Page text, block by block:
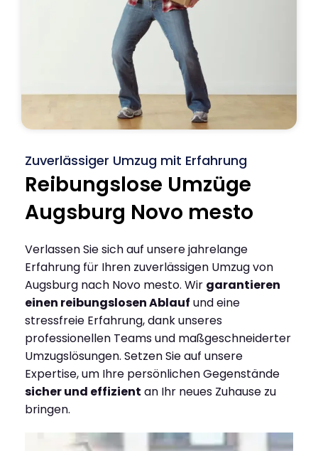
Zuverlässiger Umzug mit Erfahrung
Reibungslose Umzüge
Augsburg Novo mesto
Verlassen Sie sich auf unsere jahrelange
Erfahrung für Ihren zuverlässigen Umzug von
Augsburg nach Novo mesto. Wir garantieren
einen reibungslosen Ablauf und eine
stressfreie Erfahrung, dank unseres
professionellen Teams und maßgeschneiderter
Umzugslösungen. Setzen Sie auf unsere
Expertise, um Ihre persönlichen Gegenstände
sicher und effizient an Ihr neues Zuhause zu
bringen.